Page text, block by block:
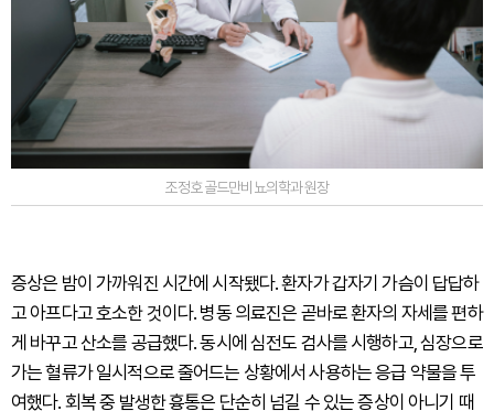
조정호 골드만비뇨의학과 원장
증상은 밤이 가까워진 시간에 시작됐다. 환자가 갑자기 가슴이 답답하
고 아프다고 호소한 것이다. 병동 의료진은 곧바로 환자의 자세를 편하
게 바꾸고 산소를 공급했다. 동시에 심전도 검사를 시행하고, 심장으로
가는 혈류가 일시적으로 줄어드는 상황에서 사용하는 응급 약물을 투
여했다. 회복 중 발생한 흉통은 단순히 넘길 수 있는 증상이 아니기 때